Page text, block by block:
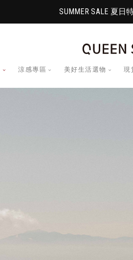
SUMMER SALE 夏日
涼感專區 美好生活選物 現